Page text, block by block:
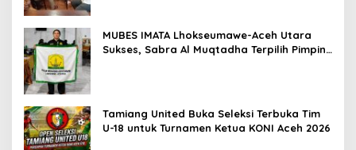
MUBES IMATA Lhokseumawe-Aceh Utara
Sukses, Sabra Al Muqtadha Terpilih Pimpin
Tamiang United Buka Seleksi Terbuka Tim
U-18 untuk Turnamen Ketua KONI Aceh 2026